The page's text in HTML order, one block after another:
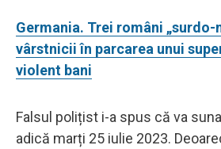
Germania. Trei români „surdo-
vârstnicii în parcarea unui
violent bani
Falsul polițist i-a spus că va
adică marți 25 iulie 2023.